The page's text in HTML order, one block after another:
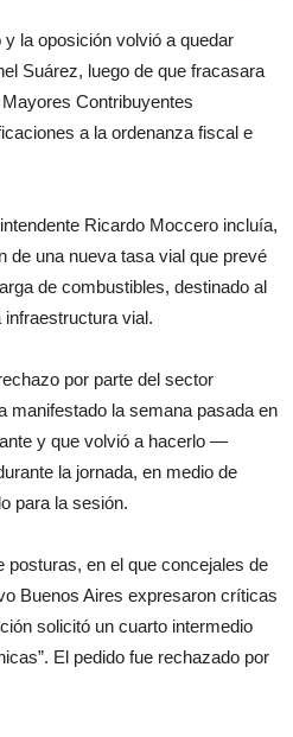
la oposición volvió a quedar
Suárez, luego de que fracasara
Contribuyentes
a la ordenanza fiscal e
Ricardo Moccero incluía,
de una nueva tasa vial que prevé
de combustibles, destinado al
vial.
por parte del sector
manifestado la semana pasada en
y que volvió a hacerlo —
la jornada, en medio de
para la sesión.
posturas, en el que concejales de
Buenos Aires expresaron críticas
solicitó un cuarto intermedio
El pedido fue rechazado por